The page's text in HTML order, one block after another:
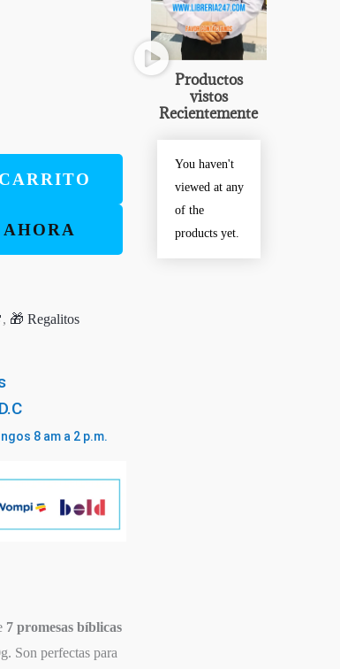
, 🎁 Regalitos
8 am a 2 p.m.
7 promesas bíblicas
Son perfectas para
Productos
vistos
Recientemente
You haven't
viewed at any
of the
products yet.